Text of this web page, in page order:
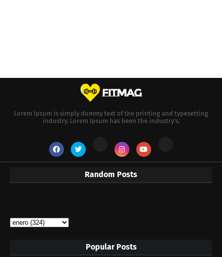
Lorem Ipsum is simply dummy text of the printing and typesetting
industry. Lorem Ipsum has been the industry's.
Random Posts
Popular Posts